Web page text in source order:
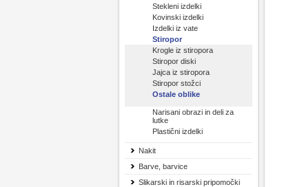
Stekleni izdelki
Kovinski izdelki
Izdelki iz vate
Stiropor
Krogle iz stiropora
Stiropor diski
Jajca iz stiropora
Stiropor stožci
Ostale oblike
Narisani obrazi in deli za
lutke
Plastični izdelki
Nakit
Barve, barvice
Slikarski in risarski pripomočki